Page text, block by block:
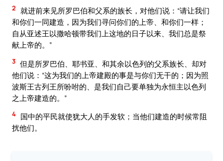
2 就进前来见所罗巴伯和父系的族长，对他们说：“请让我们
和你们一同建造，因为我们寻问你们的上帝、和你们一样；
自从亚述王以撒哈顿带我们上这地的日子以来、我们总是祭
献上帝的。”
3 但是所罗巴伯、耶书亚、和其余以色列的父系族长、却对
他们说：“这为我们的上帝建殿的事是与你们无干的；因为照
波斯王古列王所吩咐的、是我们自己要单独为永恒主以色列
之上帝建造的。”
4 国中的平民就使犹大人的手发软；当他们建造的时候常阻
扰他们。